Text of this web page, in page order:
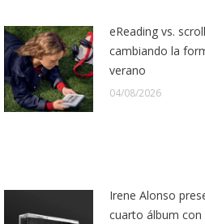
eReading vs.
cambiando la
verano
04/08/2026
Irene Alonso
cuarto álbum